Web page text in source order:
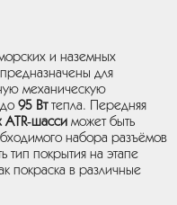
и наземных
для
механическую
95 Вттепла. Передняя
ATR‑шасси может быть
набора разъёмов
тип покрытия на этапе
покраска в различные